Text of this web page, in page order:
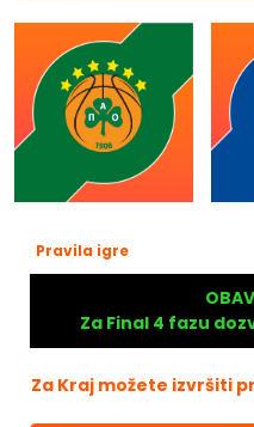
Pravila igre
Za Final 4 fazu
Za Kraj možete izvršiti